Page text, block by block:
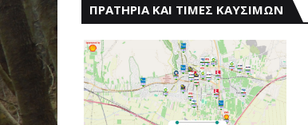
ΠΡΑΤΗΡΙΑ ΚΑΙ ΤΙΜΕΣ ΚΑΥΣΙΜΩΝ